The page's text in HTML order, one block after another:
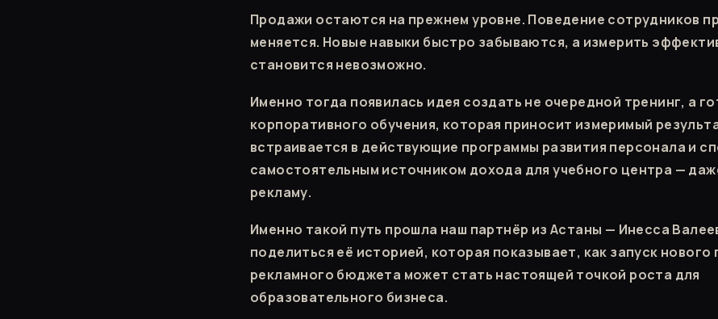
Продажи остаются на прежнем уровне. Поведение сотрудников
меняется. Новые навыки быстро забываются, а измерить
становится невозможно.
Именно тогда появилась идея создать не очередной тренинг, а
корпоративного обучения, которая приносит измеримый
встраивается в действующие программы развития персонала и
самостоятельным источником дохода для учебного центра —
рекламу.
Именно такой путь прошла наш партнёр из Астаны — Инесса
поделиться её историей, которая показывает, как запуск нового
рекламного бюджета может стать настоящей точкой роста для
образовательного бизнеса.